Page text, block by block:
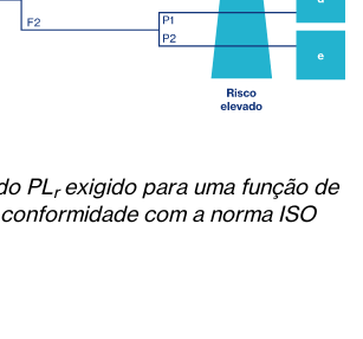
PLrexigido para uma função de
com a norma ISO